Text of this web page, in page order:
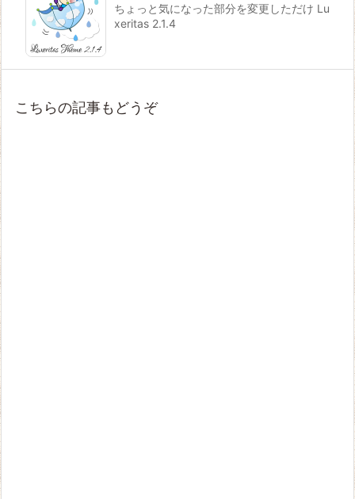
ちょっと気になった部分を変更しただけ Lu
xeritas 2.1.4
こちらの記事もどうぞ